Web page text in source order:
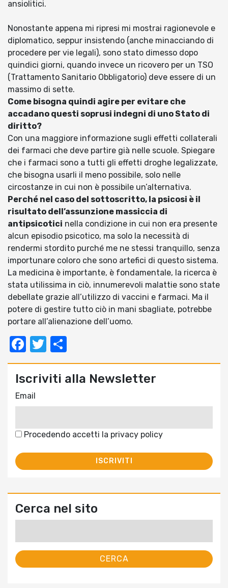
ansiolitici.
Nonostante appena mi ripresi mi mostrai ragionevole e
diplomatico, seppur insistendo (anche minacciando di
procedere per vie legali), sono stato dimesso dopo
quindici giorni, quando invece un ricovero per un TSO
(Trattamento Sanitario Obbligatorio) deve essere di un
massimo di sette.
Come bisogna quindi agire per evitare che
accadano questi soprusi indegni di uno Stato di
diritto?
Con una maggiore informazione sugli effetti collaterali
dei farmaci che deve partire già nelle scuole. Spiegare
che i farmaci sono a tutti gli effetti droghe legalizzate,
che bisogna usarli il meno possibile, solo nelle
circostanze in cui non è possibile un’alternativa.
Perché nel caso del sottoscritto, la psicosi è il
risultato dell’assunzione massiccia di
antipsicotici nella condizione in cui non era presente
alcun episodio psicotico, ma solo la necessità di
rendermi stordito purché me ne stessi tranquillo, senza
importunare coloro che sono artefici di questo sistema.
La medicina è importante, è fondamentale, la ricerca è
stata utilissima in ciò, innumerevoli malattie sono state
debellate grazie all’utilizzo di vaccini e farmaci. Ma il
potere di gestire tutto ciò in mani sbagliate, potrebbe
portare all’alienazione dell’uomo.
Facebook
Twitter
Iscriviti alla Newsletter
Email
Procedendo accetti la privacy policy
Cerca nel sito